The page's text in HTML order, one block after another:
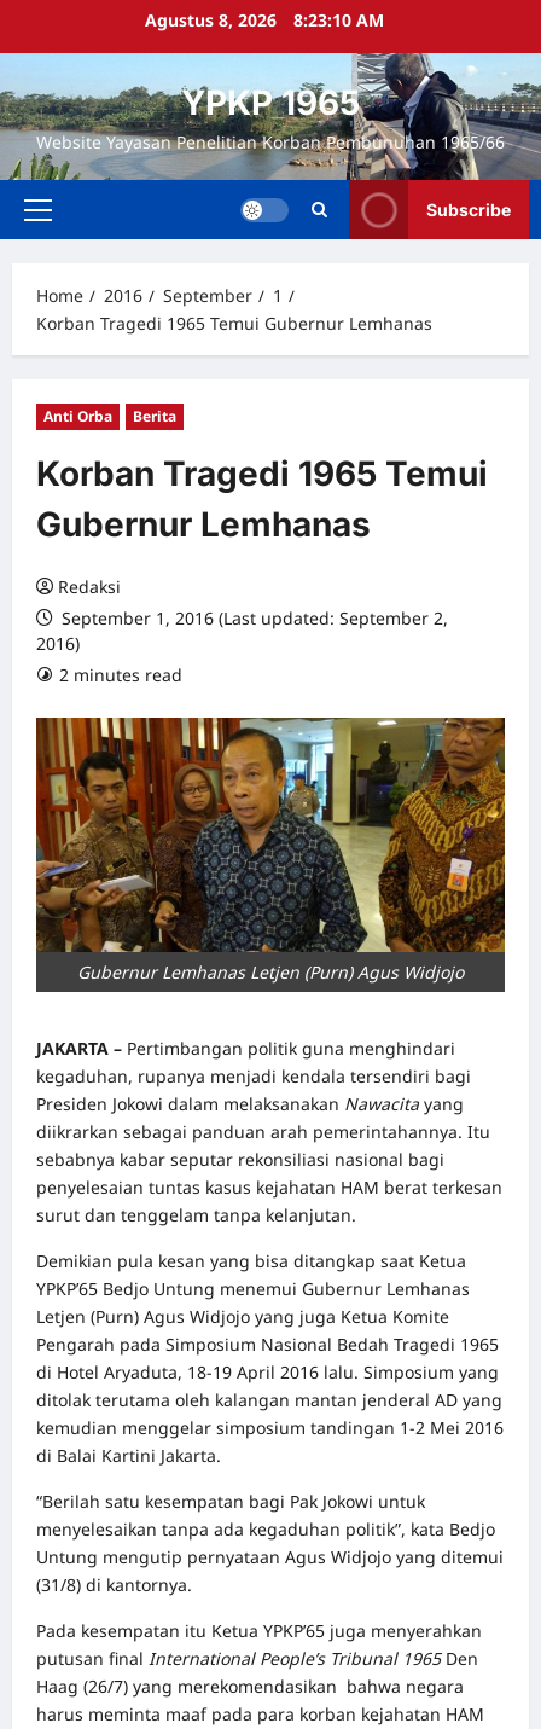
Agustus 8, 2026 8:23:11 AM
YPKP 1965
Website Yayasan Penelitian Korban Pembunuhan 1965/66
Primary
Subscribe
Home 2016 September
1
Korban Tragedi 1965 Temui Gubernur Lemhanas
Anti Orba Berita
Korban Tragedi 1965 Temui
Gubernur Lemhanas
Redaksi
September 1, 2016 (Last updated: September 2,
2016)
2 minutes read
Gubernur Lemhanas Letjen (Purn) Agus Widjojo
JAKARTA – Pertimbangan politik guna menghindari
kegaduhan, rupanya menjadi kendala tersendiri bagi
Presiden Jokowi dalam melaksanakan Nawacita yang
diikrarkan sebagai panduan arah pemerintahannya. Itu
sebabnya kabar seputar rekonsiliasi nasional bagi
penyelesaian tuntas kasus kejahatan HAM berat terkesan
surut dan tenggelam tanpa kelanjutan.
Demikian pula kesan yang bisa ditangkap saat Ketua
YPKP’65 Bedjo Untung menemui Gubernur Lemhanas
Letjen (Purn) Agus Widjojo yang juga Ketua Komite
Pengarah pada Simposium Nasional Bedah Tragedi 1965
di Hotel Aryaduta, 18-19 April 2016 lalu. Simposium yang
ditolak terutama oleh kalangan mantan jenderal AD yang
kemudian menggelar simposium tandingan 1-2 Mei 2016
di Balai Kartini Jakarta.
“Berilah satu kesempatan bagi Pak Jokowi untuk
menyelesaikan tanpa ada kegaduhan politik”, kata Bedjo
Untung mengutip pernyataan Agus Widjojo yang ditemui
(31/8) di kantornya.
Pada kesempatan itu Ketua YPKP’65 juga menyerahkan
putusan final International People’s Tribunal 1965 Den
Haag (26/7) yang merekomendasikan bahwa negara
harus meminta maaf pada para korban kejahatan HAM